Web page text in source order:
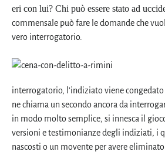
eri con lui? Chi può essere stato ad
commensale può fare le domande che
vero interrogatorio.
interrogatorio, l’indiziato viene
ne chiama un secondo ancora da
in modo molto semplice, si innesca il
versioni e testimonianze degli indiziati, i
nascosti o un movente per avere